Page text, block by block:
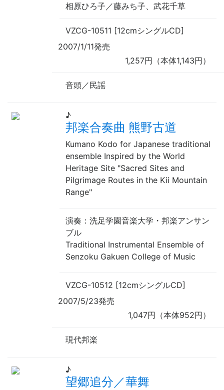
相原ひろ子／藤みち子、武花千草
VZCG-10511 [12cmシングルCD]
2007/1/11発売
1,257円（本体1,143円）
音頭／民謡
♪
邦楽合奏曲 熊野古道
Kumano Kodo for Japanese traditional
ensemble Inspired by the World
Heritage Site "Sacred Sites and
Pilgrimage Routes in the Kii Mountain
Range"
演奏 ：洗足学園音楽大学・邦楽アンサン
ブル
Traditional Instrumental Ensemble of
Senzoku Gakuen College of Music
VZCG-10512 [12cmシングルCD]
2007/5/23発売
1,047円（本体952円）
現代邦楽
♪
望郷追分／華舞